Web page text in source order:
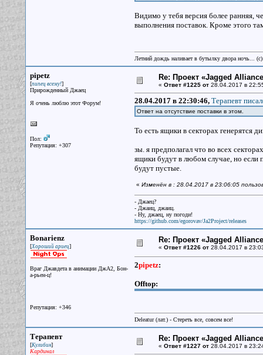
Видимо у тебя версия более ранняя,
выполнения поставок. Кроме этого
Летний дождь наливает в бутылку двора ночь...
pipetz
[пипец всему!]
Прирожденный Джаец
Я очень люблю этот Форум!
Пол:
Репутация: +307
Re: Проект «Jagged
« Ответ #1225 от28.04.2017 в
28.04.2017 в 22:30:46, Терапевт
Ответ на отсутствие поставки в этом.
То есть ящики в секторах генерятся
зы. я предполагал что во всех
ящики будут в любом случае, но если
будут пустые.
« Изменён в : 28.04.2017 в 23:06:05
- Джаец?
- Джаиц, джаиц.
- Ну, джаец, ну погоди!
https://github.com/egorovav/Ja2Project/releases
Bonarienz
[Хороший ариец]
Враг Джавдета в анимации ДжА2, Бон-
а-рьен-ц!
Репутация: +346
Re: Проект «Jagged
« Ответ #1226 от28.04.2017 в
2pipetz:
Offtop:
Deleatur (лат.) - Стереть все, совсем все!
Терапевт
[Кулибин]
Кардинал
Re: Проект «Jagged
« Ответ #1227 от28.04.2017 в